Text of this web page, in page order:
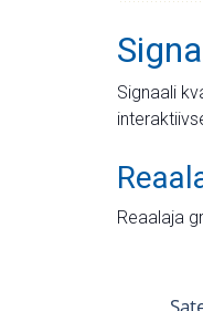
Signaali
Reaalaja